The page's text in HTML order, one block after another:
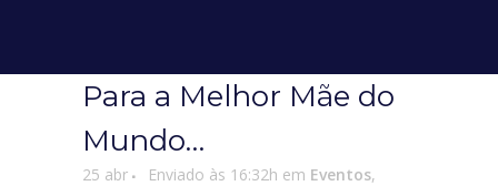
Para a Melhor Mãe do
Mundo…
25 abr Enviado às 16:32h em Eventos,